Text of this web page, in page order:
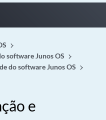
software Junos OS
do software Junos OS
e